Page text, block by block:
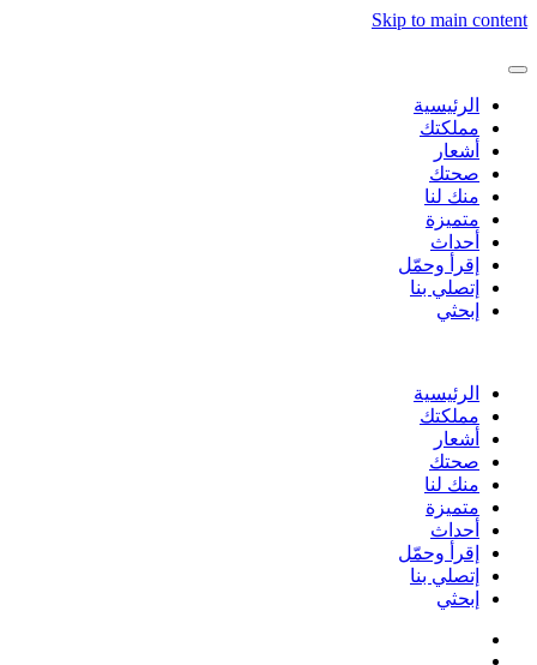
Skip to main content
الرئيسية
مملكتك
أشعار
صحتك
منك لنا
متميزة
أحداث
إقرأ وحمّل
إتصلي بنا
إبحثي
الرئيسية
مملكتك
أشعار
صحتك
منك لنا
متميزة
أحداث
إقرأ وحمّل
إتصلي بنا
إبحثي